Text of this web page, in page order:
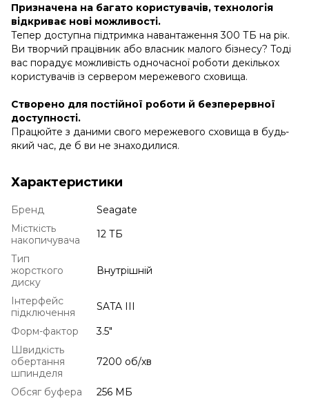
Призначена на багато користувачів, технологія
відкриває нові можливості.
Тепер доступна підтримка навантаження 300 ТБ на рік.
Ви творчий працівник або власник малого бізнесу? Тоді
вас порадує можливість одночасної роботи декількох
користувачів із сервером мережевого сховища.
Створено для постійної роботи й безперервної
доступності.
Працюйте з даними свого мережевого сховища в будь-
який час, де б ви не знаходилися.
Характеристики
Бренд
Seagate
Місткість
накопичувача
12 ТБ
Тип
жорсткого
диску
Внутрішній
Інтерфейс
підключення
SATA III
Форм-фактор
3.5"
Швидкість
обертання
шпинделя
7200 об/хв
Обсяг буфера
256 МБ